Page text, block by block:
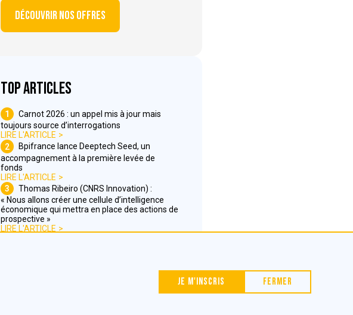
Découvrir nos offres
Top articles
1
Carnot 2026 : un appel mis à jour mais
toujours source d’interrogations
LIRE L'ARTICLE
2
Bpifrance lance Deeptech Seed, un
accompagnement à la première levée de
fonds
LIRE L'ARTICLE
3
Thomas Ribeiro (CNRS Innovation) :
« Nous allons créer une cellule d’intelligence
économique qui mettra en place des actions de
prospective »
LIRE L'ARTICLE
Nous contacter
Je m'inscris Fermer